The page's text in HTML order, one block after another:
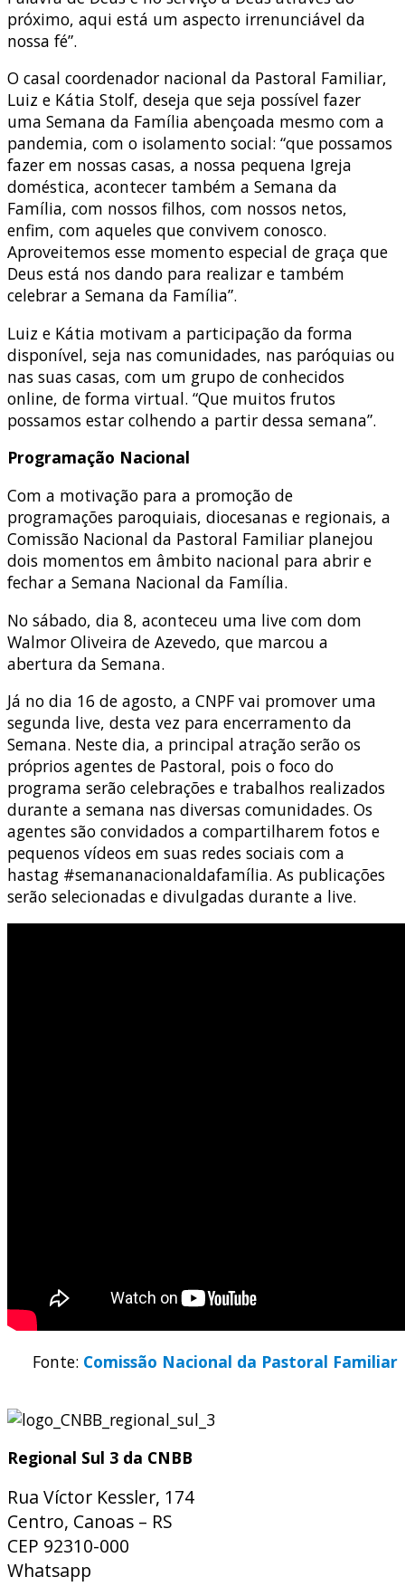
próximo, aqui está um aspecto irrenunciável da
nossa fé”.
O casal coordenador nacional da Pastoral Familiar,
Luiz e Kátia Stolf, deseja que seja possível fazer
uma Semana da Família abençoada mesmo com a
pandemia, com o isolamento social: “que possamos
fazer em nossas casas, a nossa pequena Igreja
doméstica, acontecer também a Semana da
Família, com nossos filhos, com nossos netos,
enfim, com aqueles que convivem conosco.
Aproveitemos esse momento especial de graça que
Deus está nos dando para realizar e também
celebrar a Semana da Família”.
Luiz e Kátia motivam a participação da forma
disponível, seja nas comunidades, nas paróquias ou
nas suas casas, com um grupo de conhecidos
online, de forma virtual. “Que muitos frutos
possamos estar colhendo a partir dessa semana”.
Programação Nacional
Com a motivação para a promoção de
programações paroquiais, diocesanas e regionais, a
Comissão Nacional da Pastoral Familiar planejou
dois momentos em âmbito nacional para abrir e
fechar a Semana Nacional da Família.
No sábado, dia 8, aconteceu uma live com dom
Walmor Oliveira de Azevedo, que marcou a
abertura da Semana.
Já no dia 16 de agosto, a CNPF vai promover uma
segunda live, desta vez para encerramento da
Semana. Neste dia, a principal atração serão os
próprios agentes de Pastoral, pois o foco do
programa serão celebrações e trabalhos realizados
durante a semana nas diversas comunidades. Os
agentes são convidados a compartilharem fotos e
pequenos vídeos em suas redes sociais com a
hastag #semananacionaldafamília. As publicações
serão selecionadas e divulgadas durante a live.
Fonte: Comissão Nacional da Pastoral Familiar
Regional Sul 3 da CNBB
Rua Víctor Kessler, 174
Centro, Canoas – RS
CEP 92310-000
Whatsapp